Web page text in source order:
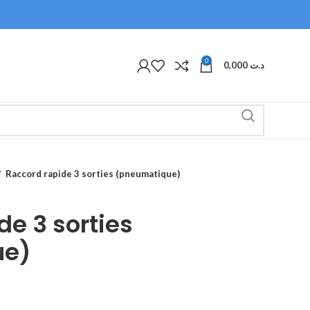
0 د.ت
Raccord rapide 3 sorties (pneumatique)
3 sorties